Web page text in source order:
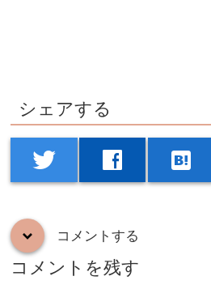
シェアする
twitter facebook hatenabookmark
down コメントする
コメントを残す